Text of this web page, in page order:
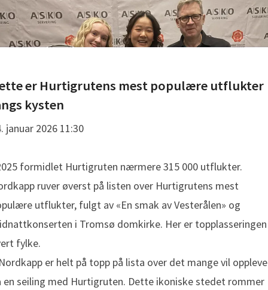
er Hurtigrutens mest populære utflukter
kysten
januar 2026 11:30
formidlet Hurtigruten nærmere 315 000 utflukter.
ruver øverst på listen over Hurtigrutens mest
utflukter, fulgt av «En smak av Vesterålen» og
i Tromsø domkirke. Her er
fylke.
er helt på topp på lista over det mange vil oppleve
en seiling med Hurtigruten. Dette ikoniske stedet rommer